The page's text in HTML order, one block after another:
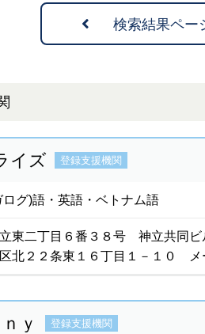
検索結果ペー
イズ 登録支援機関
グ)語・英語・ベトナム語
東二丁目６番３８号 神立共同ビ
北２２条東１６丁目１－１０ メ
ｙ 登録支援機関